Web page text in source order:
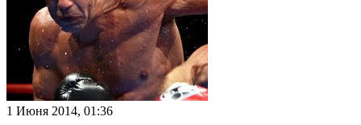
1 Июня 2014, 01:36